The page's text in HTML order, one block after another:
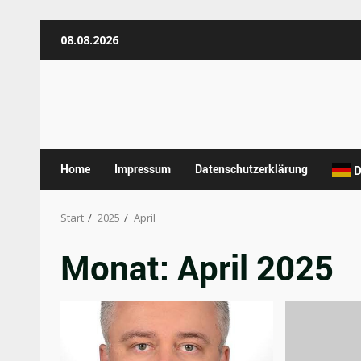
Inhalt08.08.2026
Home Impressum Datenschutzerklärung
Start 2025 April
Monat: April 2025